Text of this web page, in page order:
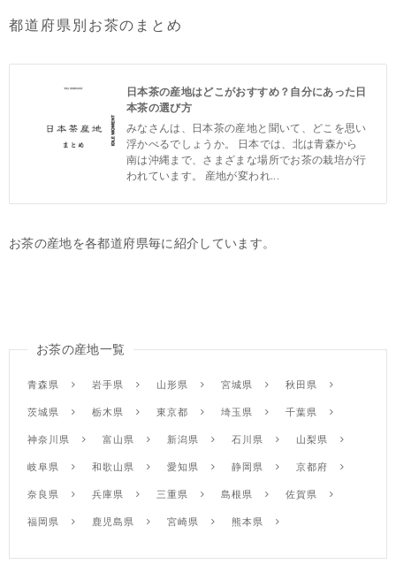
都道府県別お茶のまとめ
日本茶の産地はどこがおすすめ？自分にあった日
本茶の選び方
みなさんは、日本茶の産地と聞いて、どこを思い
浮かべるでしょうか。 日本では、北は青森から
南は沖縄まで、さまざまな場所でお茶の栽培が行
われています。 産地が変われ...
お茶の産地を各都道府県毎に紹介しています。
お茶の産地一覧
青森県 岩手県 山形県 宮城県 秋田県
茨城県 栃木県 東京都 埼玉県 千葉県
神奈川県 富山県 新潟県 石川県 山梨県
岐阜県 和歌山県 愛知県 静岡県 京都府
奈良県 兵庫県 三重県 島根県 佐賀県
福岡県 鹿児島県 宮崎県 熊本県